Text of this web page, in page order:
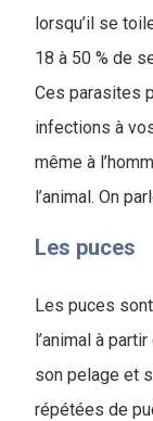
lorsqu’il se
18 à 50 % de
Ces parasites
infections à
même à
l’animal. On
Les puces
Les puces
l’animal à
son pelage et
répétées de